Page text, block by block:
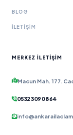
BLOG
İLETIŞIM
MERKEZ İLETIŞIM
Macun Mah. 177.
0532 309 08 64